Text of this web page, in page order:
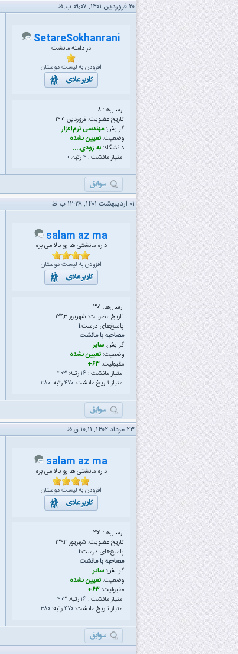
۲۰ فروردین ۱۴۰۱, ۰۹:۰۷ ب.ظ
SetareSokhanrani
در دامنه مانشت
افزودن به لیست دوستان
ارسال‌ها: ۸
تاریخ عضویت: فروردین ۱۴۰۱
گرایش:مهندسی نرم‌افزار
وضعیت:تعیین نشده
دانشگاه:به زودی....
امتیاز مانشت :۴رتبه:۰
۰۱ اردیبهشت ۱۴۰۱, ۱۲:۲۸ ب.ظ
salam az ma
داره مانشتی ها رو بالا می بره
افزودن به لیست دوستان
ارسال‌ها: ۳۰۱
تاریخ عضویت: شهریور ۱۳۹۳
پاسخ‌های درست:۱
مصاحبه با مانشت
گرایش:سایر
وضعیت:تعیین نشده
مقبولیت:۶۳+
امتیاز مانشت : ۱۶رتبه:۴۰۳
امتیاز تاریخ مانشت:۴۷۰رتبه:۳۸۰
۲۳ مرداد ۱۴۰۲, ۱۰:۱۱ ق.ظ
salam az ma
داره مانشتی ها رو بالا می بره
افزودن به لیست دوستان
ارسال‌ها: ۳۰۱
تاریخ عضویت: شهریور ۱۳۹۳
پاسخ‌های درست:۱
مصاحبه با مانشت
گرایش:سایر
وضعیت:تعیین نشده
مقبولیت:۶۳+
امتیاز مانشت : ۱۶رتبه:۴۰۳
امتیاز تاریخ مانشت:۴۷۰رتبه:۳۸۰